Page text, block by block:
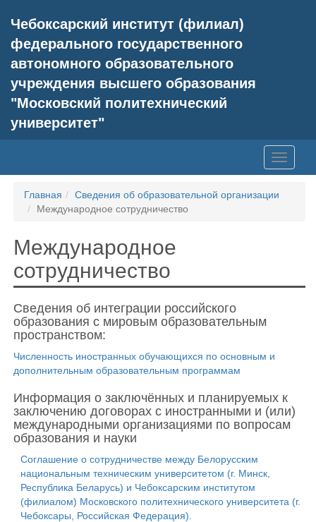
Чебоксарский институт (филиал)
федерального государственного
автономного образовательного
учреждения высшего образования
"Московский политехнический
университет"
Главная
Сведения об образовательной организации
Международное сотрудничество
Международное
сотрудничество
Сведения об интеграции российского
образования с мировым образовательным
пространством:
Численность иностранных обучающихся по основным и
дополнительным образовательным программам
Информация о заключённых и планируемых к
заключению договорах с иностранными и (или)
международными организациями по вопросам
образования и науки
Соглашение о сотрудничестве между Белорусским
национальным техническим университетом (г. Минск,
Республика Беларусь) и Чебоксарским институтом
(филиалом) Московского политехнического университета (г.
Чебоксары, Российская Федерация).